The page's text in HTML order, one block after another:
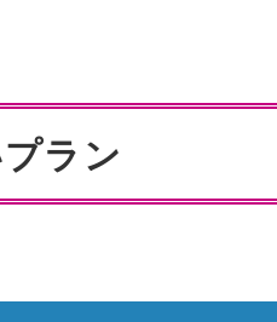
ラン